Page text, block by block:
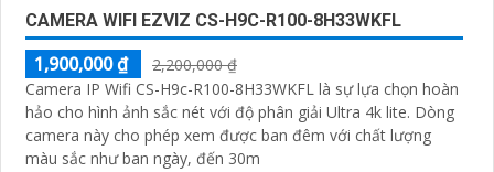
CAMERA WIFI EZVIZ CS-H9C-R100-8H33WKFL
1,900,000 ₫
2,200,000 ₫
Camera IP Wifi CS-H9c-R100-8H33WKFL là sự lựa chọn hoàn
hảo cho hình ảnh sắc nét với độ phân giải Ultra 4k lite. Dòng
camera này cho phép xem được ban đêm với chất lượng
màu sắc như ban ngày, đến 30m